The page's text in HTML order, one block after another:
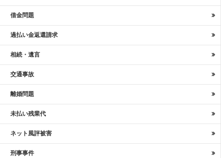
借金問題
過払い金返還請求
相続・遺言
交通事故
離婚問題
未払い残業代
ネット風評被害
刑事事件